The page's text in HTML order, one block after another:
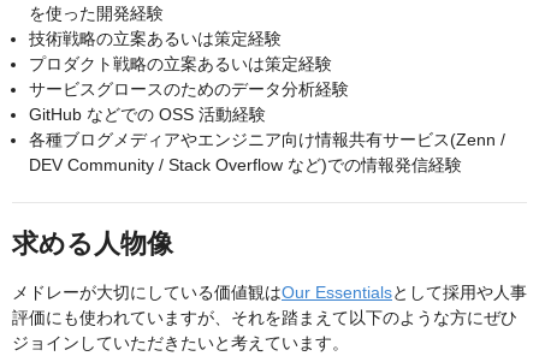
を使った開発経験
技術戦略の立案あるいは策定経験
プロダクト戦略の立案あるいは策定経験
サービスグロースのためのデータ分析経験
GitHub などでの OSS 活動経験
各種ブログメディアやエンジニア向け情報共有サービス(Zenn /
DEV Community / Stack Overflow など)での情報発信経験
求める人物像
メドレーが大切にしている価値観はOur Essentialsとして採用や人事
評価にも使われていますが、それを踏まえて以下のような方にぜひ
ジョインしていただきたいと考えています。